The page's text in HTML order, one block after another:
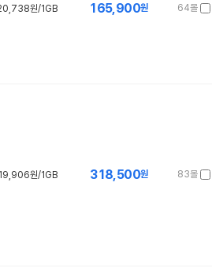
64몰
165,900원
원/1GB
83몰
318,500원
19,906원/1GB